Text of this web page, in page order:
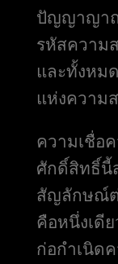
ปัญญาญาณ
รหัสความ
และทั้งห
แห่งความ
ความเชื่อ
ศักดิ์สิทธิ์นี้
สัญลักษณ์ต่
คือหนึ่งเดี
ก่อกำเนิด